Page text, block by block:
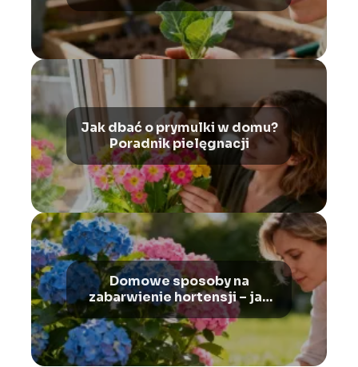
Jak dbać o prymulki w domu?
Poradnik pielęgnacji
Domowe sposoby na
zabarwienie hortensji – jak
zmienić ich kolor?